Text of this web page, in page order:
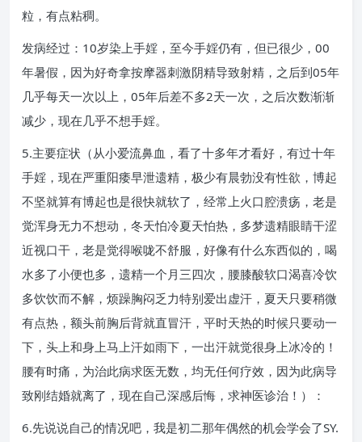
粒，有点粘稠。
发病经过：10岁染上手婬，至今手婬仍有，但已很少，00
年暑假，因为好奇拿按摩器刺激阴精导致射精，之后到05年
几乎每天一次以上，05年后差不多2天一次，之后次数渐渐
减少，现在几乎不想手婬。
5.主要症状（从小爱流鼻血，看了十多年才看好，有过十年
手婬，现在严重阳痿早泄遗精，极少有晨勃没有性欲，博起
不坚就算有博起也是很快就软了，经常上火口腔溃疡，老是
觉浑身无力不想动，冬天怕冷夏天怕热，多梦遗精眼睛干涩
近视口干，老是觉得喉咙不舒服，好像有什么东西似的，喝
水多了小便也多，遗精一个月三四次，腰膝酸软口渴喜冷饮
多饮饮而不解，烦躁胸闷乏力特别爱出虚汗，夏天只要稍微
有点热，额头前胸后背就直冒汗，平时天热的时候只要动一
下，头上和身上马上汗如雨下，一出汗就觉很身上冰冷的！
腰有时痛，为治此病求医无数，均无任何疗效，因为此病导
致刚结婚就离了，现在自己深感后悔，求神医诊治！）：
6.先说说自己的情况吧，我是初二那年偶然的机会学会了SY.